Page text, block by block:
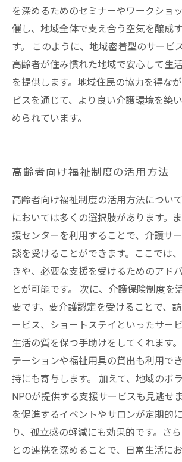
を深めるためのセミナーやワークショ
催し、地域全体で支え合う空気を醸成
す。 このように、地域密着型のサービ
高齢者が住み慣れた地域で安心して生
を提供します。地域住民の協力を得な
ビスを通じて、より良い介護環境を築
められています。
高齢者向け福祉制度の活用方法
高齢者向け福祉制度の活用方法につい
においては多くの選択肢があります。
援センターを利用することで、介護サ
談を受けることができます。ここでは
きや、必要な支援を受けるためのアド
とが可能です。 次に、介護保険制度を
要です。要介護認定を受けることで、
ービス、ショートステイといったサー
生活の質を保つ手助けをしてくれます
テーションや福祉用具の貸出も利用で
持にも寄与します。 加えて、地域のボ
NPOが提供する支援サービスも見逃せ
を促進するイベントやサロンが定期的
り、孤立感の軽減にも効果的です。さ
との連携を深めることで、日常生活に